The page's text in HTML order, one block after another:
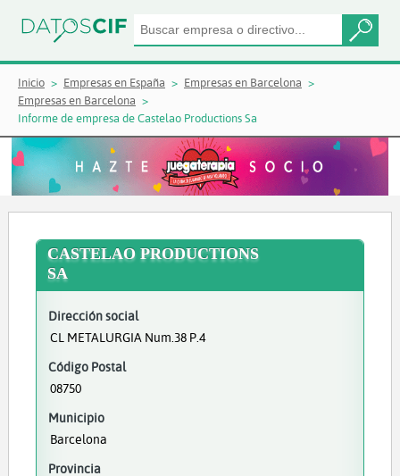
Inicio Empresas en España
Empresas en Barcelona
Empresas en Barcelona
Informe de empresa de Castelao Productions Sa
CASTELAO PRODUCTIONS
SA
Dirección social
CL METALURGIA Num.38 P.4
Código Postal
08750
Municipio
Barcelona
Provincia